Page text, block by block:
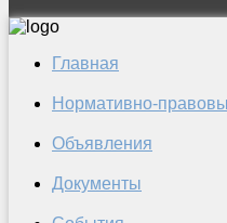
Главная
Нормативно-
Объявления
Документы